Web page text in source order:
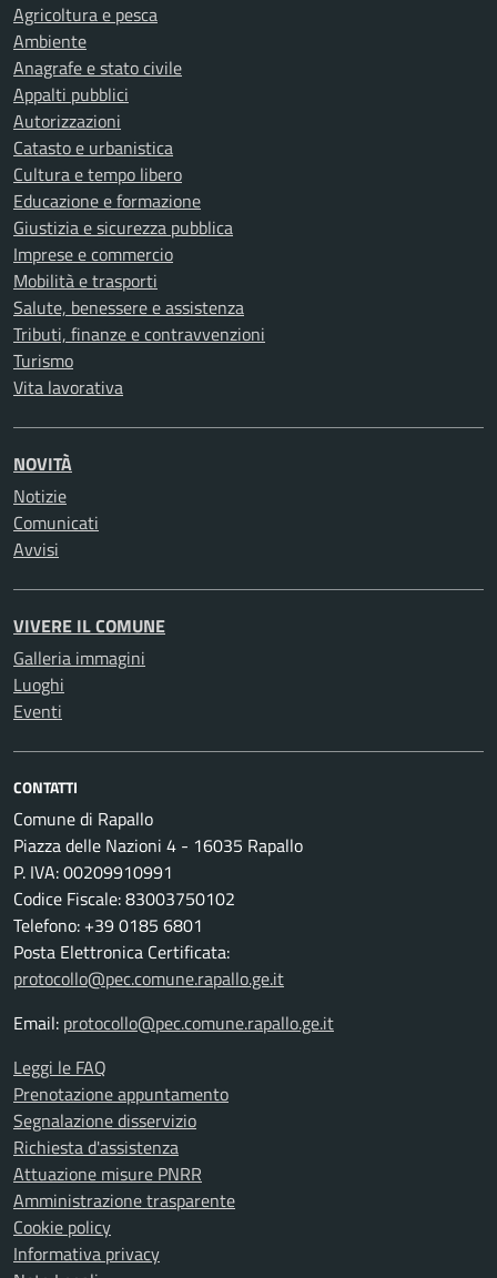
Agricoltura e pesca
Ambiente
Anagrafe e stato civile
Appalti pubblici
Autorizzazioni
Catasto e urbanistica
Cultura e tempo libero
Educazione e formazione
Giustizia e sicurezza pubblica
Imprese e commercio
Mobilità e trasporti
Salute, benessere e assistenza
Tributi, finanze e contravvenzioni
Turismo
Vita lavorativa
NOVITÀ
Notizie
Comunicati
Avvisi
VIVERE IL COMUNE
Galleria immagini
Luoghi
Eventi
CONTATTI
Comune di Rapallo
Piazza delle Nazioni 4 - 16035 Rapallo
P. IVA: 00209910991
Codice Fiscale: 83003750102
Telefono: +39 0185 6801
Posta Elettronica Certificata:
protocollo@pec.comune.rapallo.ge.it
Email: protocollo@pec.comune.rapallo.ge.it
Leggi le FAQ
Prenotazione appuntamento
Segnalazione disservizio
Richiesta d'assistenza
Attuazione misure PNRR
Amministrazione trasparente
Cookie policy
Informativa privacy